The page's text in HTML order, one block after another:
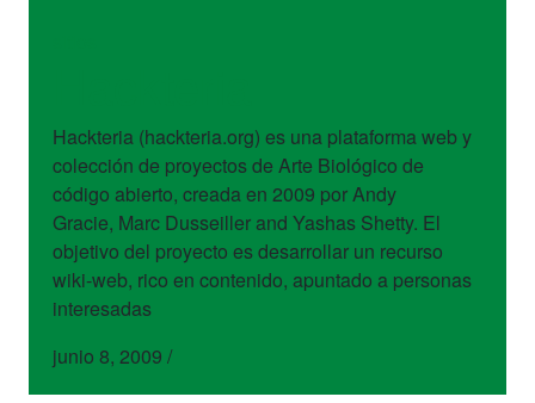
Hackteria (hackteria.org) es una plataforma web y
colección de proyectos de Arte Biológico de
código abierto, creada en 2009 por Andy
Gracie, Marc Dusseiller and Yashas Shetty. El
objetivo del proyecto es desarrollar un recurso
wiki-web, rico en contenido, apuntado a personas
interesadas
junio 8, 2009 /